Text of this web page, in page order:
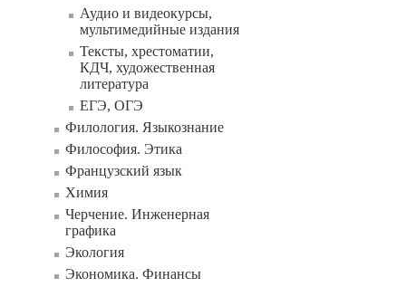
Аудио и видеокурсы,
мультимедийные издания
Тексты, хрестоматии,
КДЧ, художественная
литература
ЕГЭ, ОГЭ
Филология. Языкознание
Философия. Этика
Французский язык
Химия
Черчение. Инженерная
графика
Экология
Экономика. Финансы